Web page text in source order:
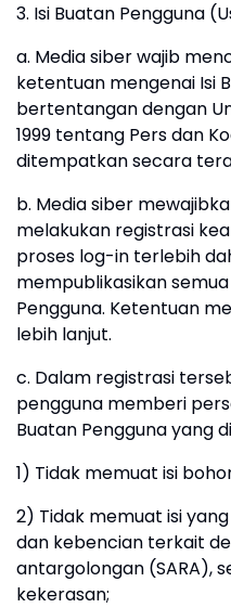
3. Isi Buatan Pengguna
a. Media siber wajib
ketentuan mengenai Isi
bertentangan dengan
1999 tentang Pers dan
ditempatkan secara
b. Media siber
melakukan registrasi
proses log-in terlebih
mempublikasikan
Pengguna. Ketentuan
lebih lanjut.
c. Dalam registrasi
pengguna memberi
Buatan Pengguna yang
1) Tidak memuat isi
2) Tidak memuat isi
dan kebencian terkait
antargolongan (SARA),
kekerasan;